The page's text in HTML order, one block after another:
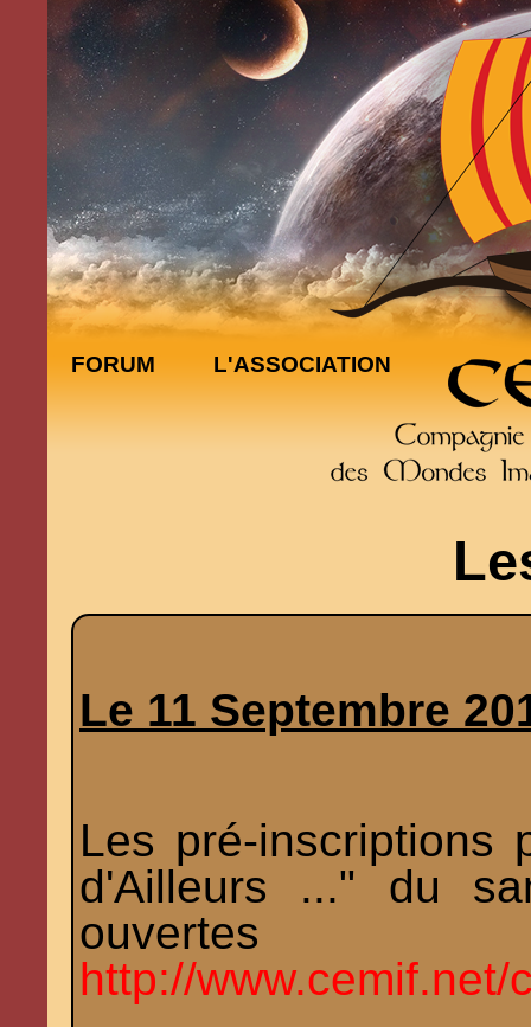
FORUM L'ASSOCIATION
Le 11 Septembre
Les pré-inscriptions
d'Ailleurs ..." du
http://